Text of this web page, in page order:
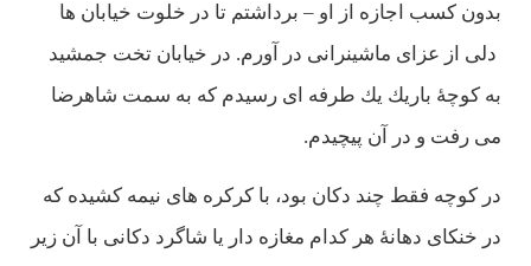
بدون كسب اجازه از او – برداشتم تا در خلوت خيابان ها
دلی از عزای ماشينرانی در آورم. در خيابان تخت جمشيد
به كوچۀ باريك يك طرفه ای رسيدم كه به سمت شاهرضا
می رفت و در آن پیچيدم.
در كوچه فقط چند دكان بود، با كركره های نيمه كشيده كه
در خنكای دهانۀ هر كدام مغازه دار يا شاگرد دكانی با آن زير